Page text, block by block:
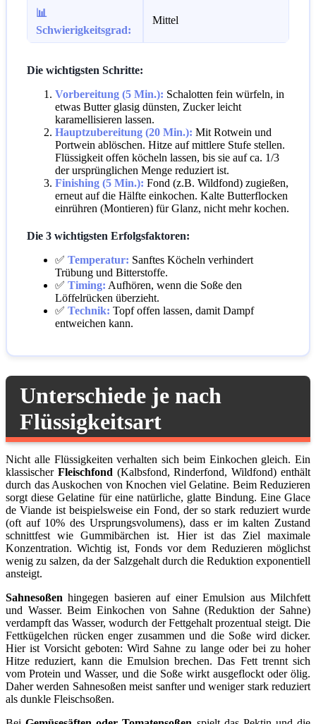
📊
Schwierigkeitsgrad:
Mittel
Die wichtigsten Schritte:
Vorbereitung (5 Min.): Schalotten fein würfeln, in
etwas Butter glasig dünsten, Zucker leicht
karamellisieren lassen.
Hauptzubereitung (20 Min.): Mit Rotwein und
Portwein ablöschen. Hitze auf mittlere Stufe stellen.
Flüssigkeit offen köcheln lassen, bis sie auf ca. 1/3
der ursprünglichen Menge reduziert ist.
Finishing (5 Min.): Fond (z.B. Wildfond) zugießen,
erneut auf die Hälfte einkochen. Kalte Butterflocken
einrühren (Montieren) für Glanz, nicht mehr kochen.
Die 3 wichtigsten Erfolgsfaktoren:
✅ Temperatur: Sanftes Köcheln verhindert
Trübung und Bitterstoffe.
✅ Timing: Aufhören, wenn die Soße den
Löffelrücken überzieht.
✅ Technik: Topf offen lassen, damit Dampf
entweichen kann.
Unterschiede je nach
Flüssigkeitsart
Nicht alle Flüssigkeiten verhalten sich beim Einkochen gleich. Ein
klassischer Fleischfond (Kalbsfond, Rinderfond, Wildfond) enthält
durch das Auskochen von Knochen viel Gelatine. Beim Reduzieren
sorgt diese Gelatine für eine natürliche, glatte Bindung. Eine Glace
de Viande ist beispielsweise ein Fond, der so stark reduziert wurde
(oft auf 10% des Ursprungsvolumens), dass er im kalten Zustand
schnittfest wie Gummibärchen ist. Hier ist das Ziel maximale
Konzentration. Wichtig ist, Fonds vor dem Reduzieren möglichst
wenig zu salzen, da der Salzgehalt durch die Reduktion exponentiell
ansteigt.
Sahnesoßen hingegen basieren auf einer Emulsion aus Milchfett
und Wasser. Beim Einkochen von Sahne (Reduktion der Sahne)
verdampft das Wasser, wodurch der Fettgehalt prozentual steigt. Die
Fettkügelchen rücken enger zusammen und die Soße wird dicker.
Hier ist Vorsicht geboten: Wird Sahne zu lange oder bei zu hoher
Hitze reduziert, kann die Emulsion brechen. Das Fett trennt sich
vom Protein und Wasser, und die Soße wirkt ausgeflockt oder ölig.
Daher werden Sahnesoßen meist sanfter und weniger stark reduziert
als dunkle Fleischsoßen.